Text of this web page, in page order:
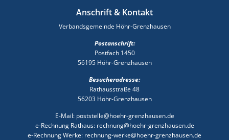
Anschrift & Kontakt
Verbandsgemeinde Höhr-Grenzhausen
Postanschrift:
Postfach 1450
56195 Höhr-Grenzhausen
Besucheradresse:
Rathausstraße 48
56203 Höhr-Grenzhausen
E-Mail: poststelle@hoehr-grenzhausen.de
e-Rechnung Rathaus: rechnung@hoehr-grenzhausen.de
e-Rechnung Werke: rechnung-werke@hoehr-grenzhausen.de